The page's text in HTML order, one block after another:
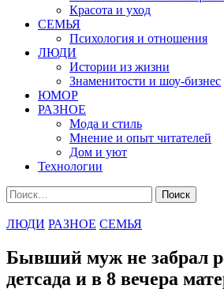
Красота и уход
СЕМЬЯ
Психология и отношения
ЛЮДИ
Истории из жизни
Знаменитости и шоу-бизнес
ЮМОР
РАЗНОЕ
Мода и стиль
Мнение и опыт читателей
Дом и уют
Технологии
Найти:
ЛЮДИ РАЗНОЕ СЕМЬЯ
Бывший муж не забрал
детсада и в 8 вечера